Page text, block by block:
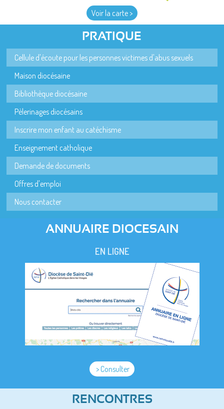
Voir la carte >
PRATIQUE
Cellule d'écoute pour les personnes victimes d'abus sexuels
Maison diocésaine
Bibliothèque diocésaine
Pèlerinages diocésains
Inscrire mon enfant au catéchisme
Enseignement catholique
Demande de documents
Offres d'emploi
Nous contacter
ANNUAIRE DIOCESAIN
EN LIGNE
> Consulter
RENCONTRES